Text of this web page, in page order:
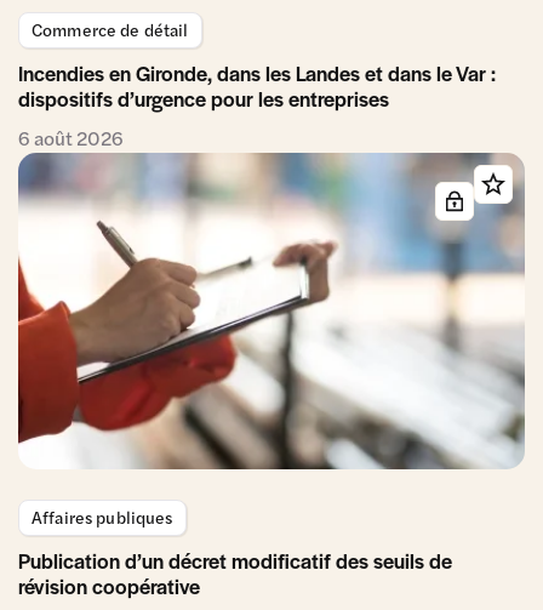
Commerce de détail
Incendies en Gironde, dans les Landes et dans le Var :
dispositifs d’urgence pour les entreprises
6 août 2026
Affaires publiques
Publication d’un décret modificatif des seuils de
révision coopérative